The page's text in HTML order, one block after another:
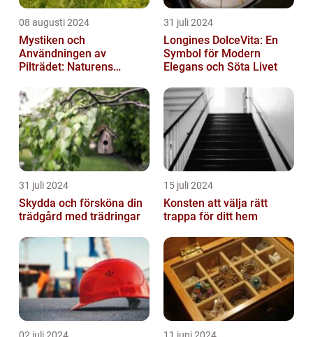
08 augusti 2024
Mystiken och
Användningen av
Pilträdet: Naturens
31 juli 2024
Longines DolceVita: En
Symbol för Modern
Elegans och Söta Livet
31 juli 2024
Skydda och försköna din
trädgård med trädringar
15 juli 2024
Konsten att välja rätt
trappa för ditt hem